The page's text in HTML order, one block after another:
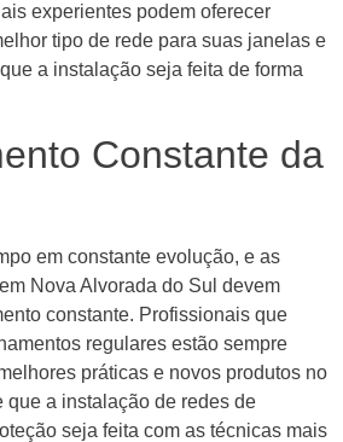
experientes podem oferecer
tipo de rede para suas janelas e
a instalação seja feita de forma
Constante da
em constante evolução, e as
Nova Alvorada do Sul devem
constante. Profissionais que
regulares estão sempre
práticas e novos produtos no
que a instalação de redes de
seja feita com as técnicas mais